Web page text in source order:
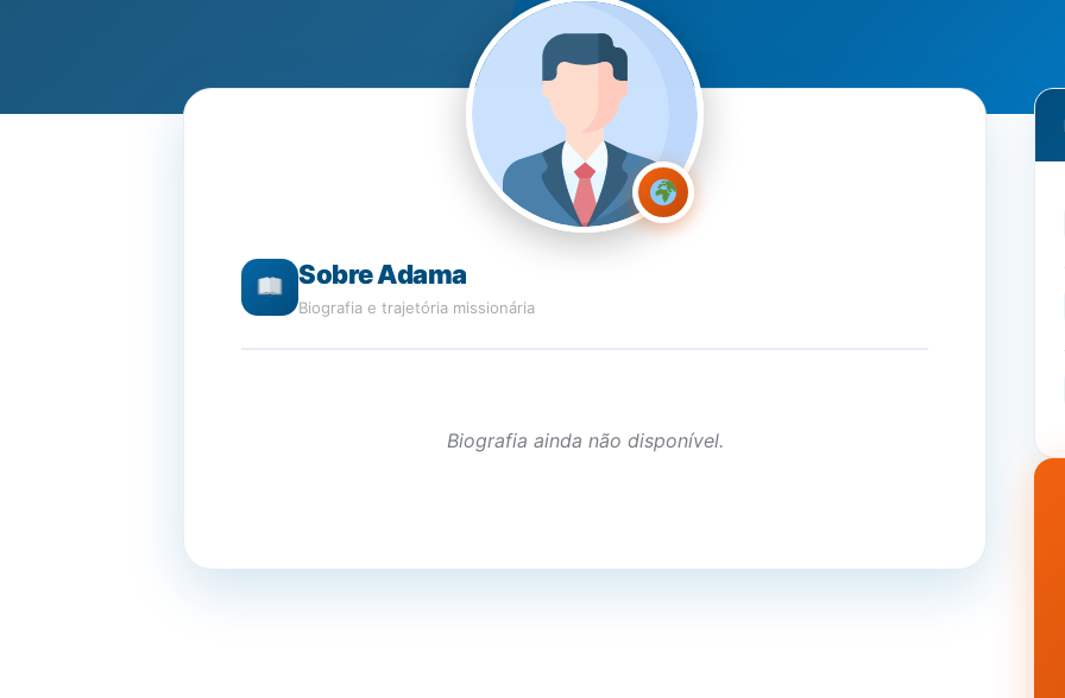
Sobre Adama
Biografia e trajetória missionária
Biografia ainda não disponível.